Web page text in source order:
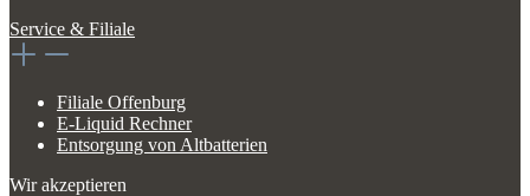
Service & Filiale
Filiale Offenburg
E-Liquid Rechner
Entsorgung von Altbatterien
Wir akzeptieren